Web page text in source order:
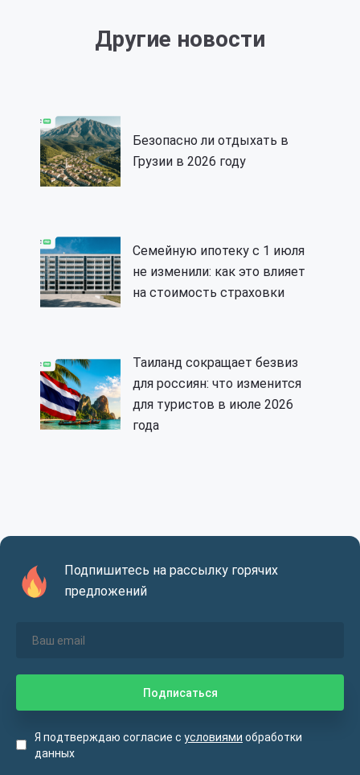
Другие новости
Безопасно ли отдыхать в
Грузии в 2026 году
Семейную ипотеку с 1 июля
не изменили: как это влияет
на стоимость страховки
Таиланд сокращает безвиз
для россиян: что изменится
для туристов в июле 2026
года
Подпишитесь на рассылку горячих
предложений
Я подтверждаю согласие с условиями обработки
данных